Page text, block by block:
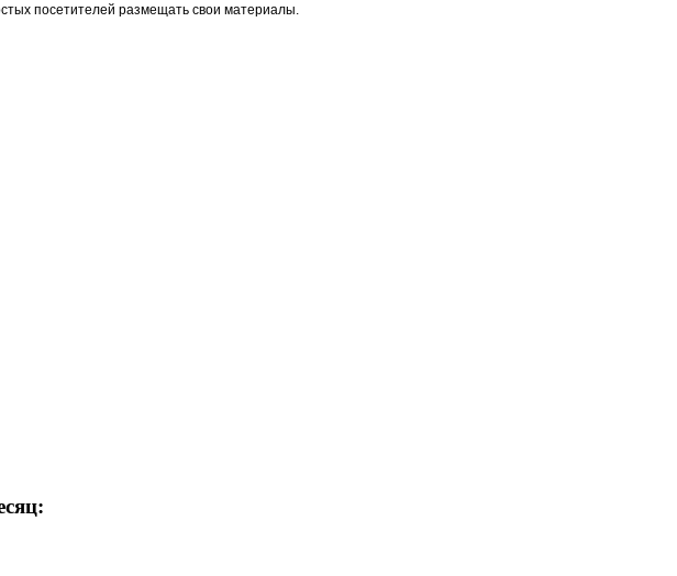
посетителей размещать свои материалы.